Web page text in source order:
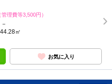
管理費等3,500円）
㎡
お気に入り